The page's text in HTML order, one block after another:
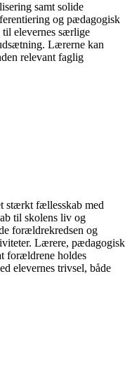
samt solide
og pædagogisk
elevernes særlige
Lærerne kan
relevant faglig
stærkt fællesskab med
til skolens liv og
forældrekredsen og
Lærere, pædagogisk
forældrene holdes
elevernes trivsel, både